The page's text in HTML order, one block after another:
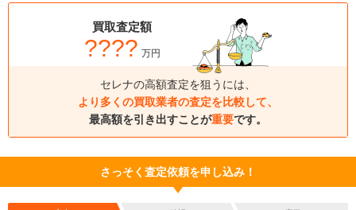
買取査定額
???? 万円
セレナの高額査定を狙うには、
より多くの買取業者の査定を比較して、
最高額を引き出すことが重要です。
さっそく査定依頼を申し込み！